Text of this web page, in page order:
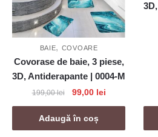
BAIE, COVOARE
Covorase de baie, 3 piese,
3D, Antiderapante | 0004-M
199,00lei
Prețul
inițial
a
fost:
99,00 leiPrețul
curent
99,00 lei.
Adaugă în coș